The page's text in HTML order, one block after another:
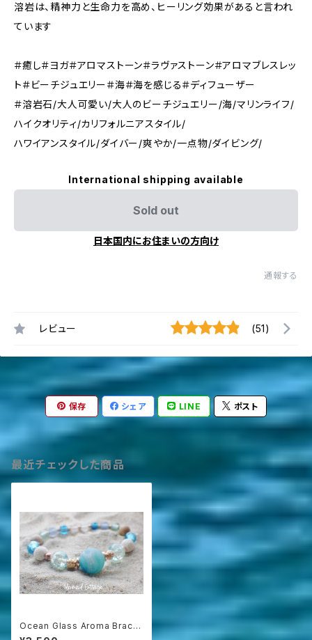
溶岩は、精神力と生命力を高め、ヒーリング効果があると言われ
ています
＃癒し＃ヨガ＃アロマストーン＃ラヴァストーン＃アロマブレスレッ
ト＃ビーチジュエリー＃海＃海を感じる＃ディフューザー
＃溶岩石/大人可愛い/大人のビーチジュエリー/海/マリンライフ/
ハイクオリティ/カリフォルニアスタイル/
ハワイアンスタイル/ダイバー/爽やか/一点物/ダイビング/
International shipping available
Sold out
日本国内にお住まいの方向け
通報する
レビュー (51)
保存 シェア LINE ポスト
最近チェックした商品
Ocean Glass Aroma Bracel
et アロマディフューザーブレス